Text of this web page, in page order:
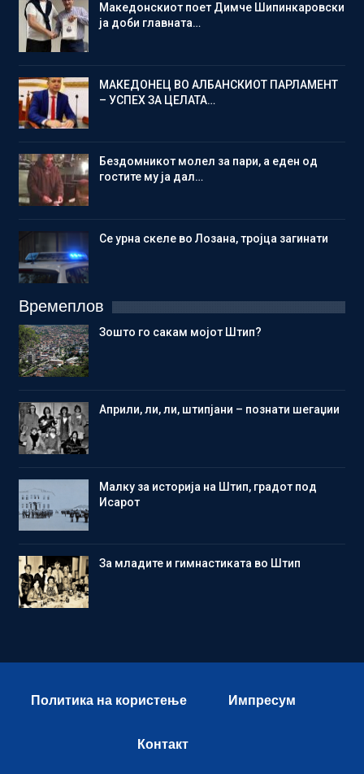
Македонскиот поет Димче Шипинкаровски
ја доби главната…
МАКЕДОНЕЦ ВО АЛБАНСКИОТ ПАРЛАМЕНТ
– УСПЕХ ЗА ЦЕЛАТА…
Бездомникот молел за пари, а еден од
гостите му ја дал…
Се урна скеле во Лозана, тројца загинати
Времеплов
Зошто го сакам мојот Штип?
Aприли, ли, ли, штипјани – познати шегаџии
Малку за историја на Штип, градот под
Исарот
Зa младите и гимнастиката во Штип
Политика на користење Импресум
Контакт